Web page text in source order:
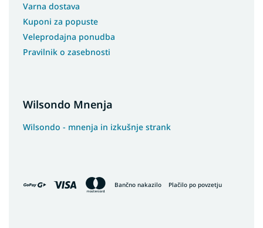
Varna dostava
Kuponi za popuste
Veleprodajna ponudba
Pravilnik o zasebnosti
Wilsondo Mnenja
Wilsondo - mnenja in izkušnje strank
Bančno nakazilo Plačilo po povzetju